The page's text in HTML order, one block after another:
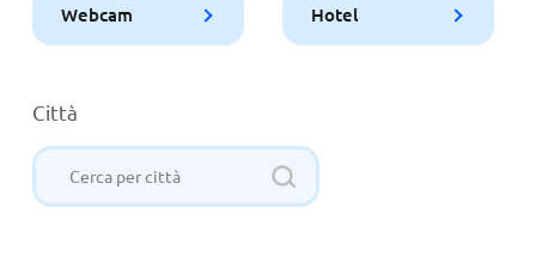
Webcam Hotel
Città